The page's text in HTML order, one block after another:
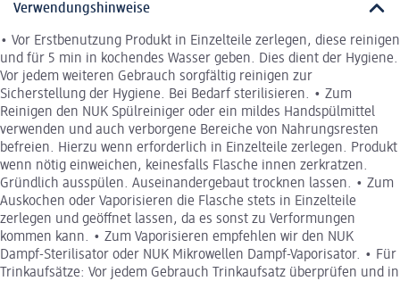
Verwendungshinweise
• Vor Erstbenutzung Produkt in Einzelteile zerlegen, diese reinigen
und für 5 min in kochendes Wasser geben. Dies dient der Hygiene.
Vor jedem weiteren Gebrauch sorgfältig reinigen zur
Sicherstellung der Hygiene. Bei Bedarf sterilisieren. • Zum
Reinigen den NUK Spülreiniger oder ein mildes Handspülmittel
verwenden und auch verborgene Bereiche von Nahrungsresten
befreien. Hierzu wenn erforderlich in Einzelteile zerlegen. Produkt
wenn nötig einweichen, keinesfalls Flasche innen zerkratzen.
Gründlich ausspülen. Auseinandergebaut trocknen lassen. • Zum
Auskochen oder Vaporisieren die Flasche stets in Einzelteile
zerlegen und geöffnet lassen, da es sonst zu Verformungen
kommen kann. • Zum Vaporisieren empfehlen wir den NUK
Dampf-Sterilisator oder NUK Mikrowellen Dampf-Vaporisator. • Für
Trinkaufsätze: Vor jedem Gebrauch Trinkaufsatz überprüfen und in